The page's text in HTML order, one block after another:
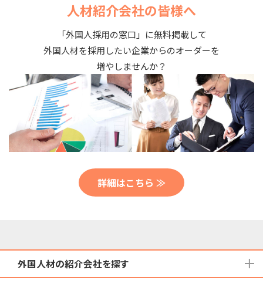
人材紹介会社の皆様へ
「外国人採用の窓口」に無料掲載して
外国人材を採用したい企業からのオーダーを
増やしませんか？
詳細はこちら ≫
外国人材の紹介会社を探す